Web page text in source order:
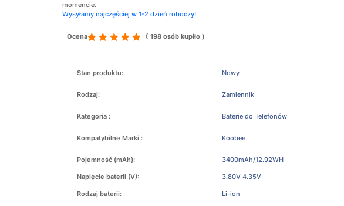
momencie.
Wysyłamy najczęściej w 1-2 dzień roboczy!
Ocena ( 198 osób kupiło )
Stan produktu: Nowy
Rodzaj: Zamiennik
Kategoria : Baterie do Telefonów
Kompatybilne Marki : Koobee
Pojemność (mAh): 3400mAh/12.92WH
Napięcie baterii (V): 3.80V 4.35V
Rodzaj baterii: Li-ion